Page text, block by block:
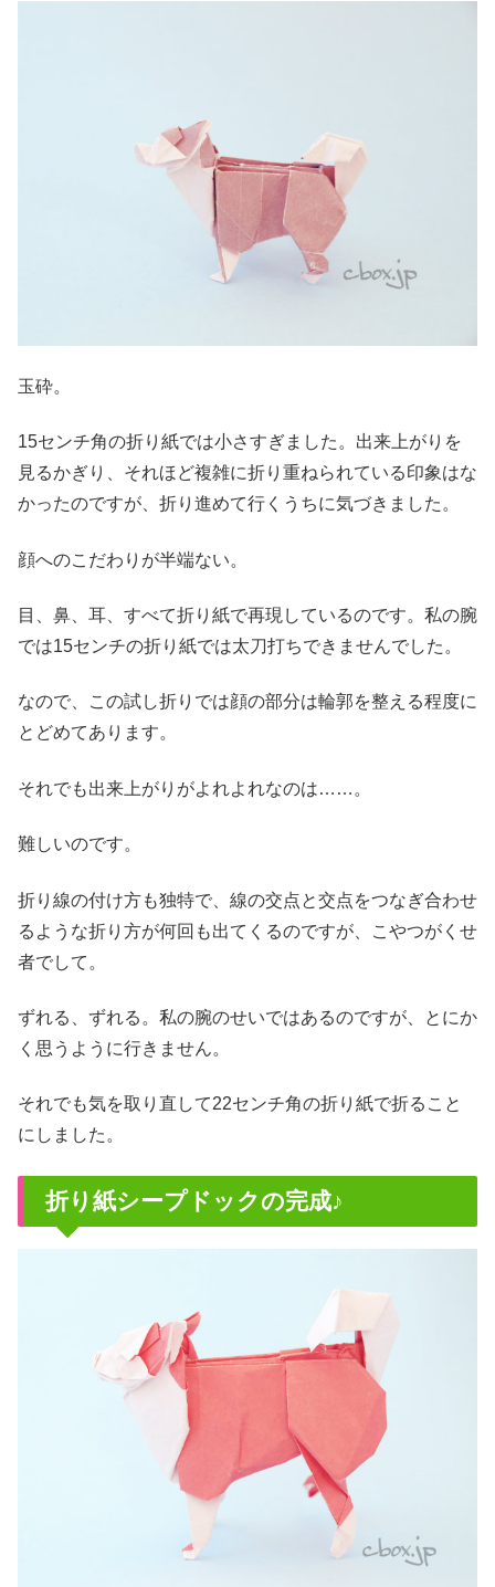
玉砕。
15センチ角の折り紙では小さすぎました。出来上がりを
見るかぎり、それほど複雑に折り重ねられている印象はな
かったのですが、折り進めて行くうちに気づきました。
顔へのこだわりが半端ない。
目、鼻、耳、すべて折り紙で再現しているのです。私の腕
では15センチの折り紙では太刀打ちできませんでした。
なので、この試し折りでは顔の部分は輪郭を整える程度に
とどめてあります。
それでも出来上がりがよれよれなのは……。
難しいのです。
折り線の付け方も独特で、線の交点と交点をつなぎ合わせ
るような折り方が何回も出てくるのですが、こやつがくせ
者でして。
ずれる、ずれる。私の腕のせいではあるのですが、とにか
く思うように行きません。
それでも気を取り直して22センチ角の折り紙で折ること
にしました。
折り紙シープドックの完成♪